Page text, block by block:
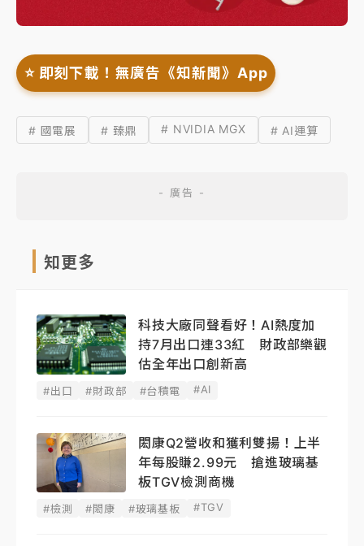
⭐️ 即刻下載！無廣告《知新聞》App
# 國電展 # 臻鼎 # NVIDIA MGX # AI運算
知更多
科技大廠同聲看好！AI熱度加
持7月出口連33紅 財政部樂觀
估全年出口創新高
#出口 #財政部 #台積電 #AI
閎康Q2營收和獲利雙揚！上半
年每股賺2.99元 搶進玻璃基
板TGV檢測商機
#檢測 #閎康 #玻璃基板 #TGV